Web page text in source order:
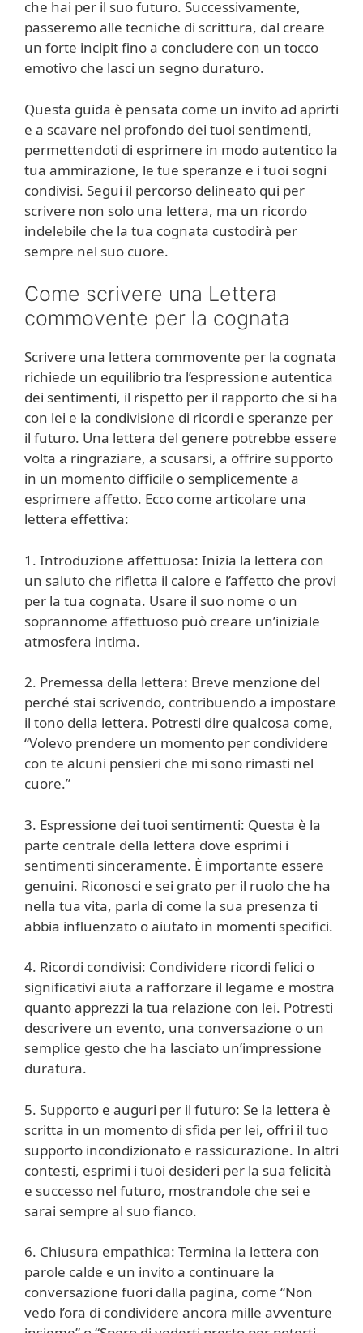
che hai per il suo futuro. Successivamente,
passeremo alle tecniche di scrittura, dal creare
un forte incipit fino a concludere con un tocco
emotivo che lasci un segno duraturo.
Questa guida è pensata come un invito ad aprirti
e a scavare nel profondo dei tuoi sentimenti,
permettendoti di esprimere in modo autentico la
tua ammirazione, le tue speranze e i tuoi sogni
condivisi. Segui il percorso delineato qui per
scrivere non solo una lettera, ma un ricordo
indelebile che la tua cognata custodirà per
sempre nel suo cuore.
Come scrivere una Lettera
commovente per la cognata
Scrivere una lettera commovente per la cognata
richiede un equilibrio tra l’espressione autentica
dei sentimenti, il rispetto per il rapporto che si ha
con lei e la condivisione di ricordi e speranze per
il futuro. Una lettera del genere potrebbe essere
volta a ringraziare, a scusarsi, a offrire supporto
in un momento difficile o semplicemente a
esprimere affetto. Ecco come articolare una
lettera effettiva:
1. Introduzione affettuosa: Inizia la lettera con
un saluto che rifletta il calore e l’affetto che provi
per la tua cognata. Usare il suo nome o un
soprannome affettuoso può creare un’iniziale
atmosfera intima.
2. Premessa della lettera: Breve menzione del
perché stai scrivendo, contribuendo a impostare
il tono della lettera. Potresti dire qualcosa come,
“Volevo prendere un momento per condividere
con te alcuni pensieri che mi sono rimasti nel
cuore.”
3. Espressione dei tuoi sentimenti: Questa è la
parte centrale della lettera dove esprimi i
sentimenti sinceramente. È importante essere
genuini. Riconosci e sei grato per il ruolo che ha
nella tua vita, parla di come la sua presenza ti
abbia influenzato o aiutato in momenti specifici.
4. Ricordi condivisi: Condividere ricordi felici o
significativi aiuta a rafforzare il legame e mostra
quanto apprezzi la tua relazione con lei. Potresti
descrivere un evento, una conversazione o un
semplice gesto che ha lasciato un’impressione
duratura.
5. Supporto e auguri per il futuro: Se la lettera è
scritta in un momento di sfida per lei, offri il tuo
supporto incondizionato e rassicurazione. In altri
contesti, esprimi i tuoi desideri per la sua felicità
e successo nel futuro, mostrandole che sei e
sarai sempre al suo fianco.
6. Chiusura empathica: Termina la lettera con
parole calde e un invito a continuare la
conversazione fuori dalla pagina, come “Non
vedo l’ora di condividere ancora mille avventure